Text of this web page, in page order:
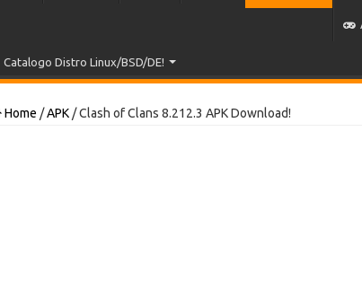
Catalogo Distro Linux/BSD/DE!
Home / APK / Clash of Clans 8.212.3 APK Download!